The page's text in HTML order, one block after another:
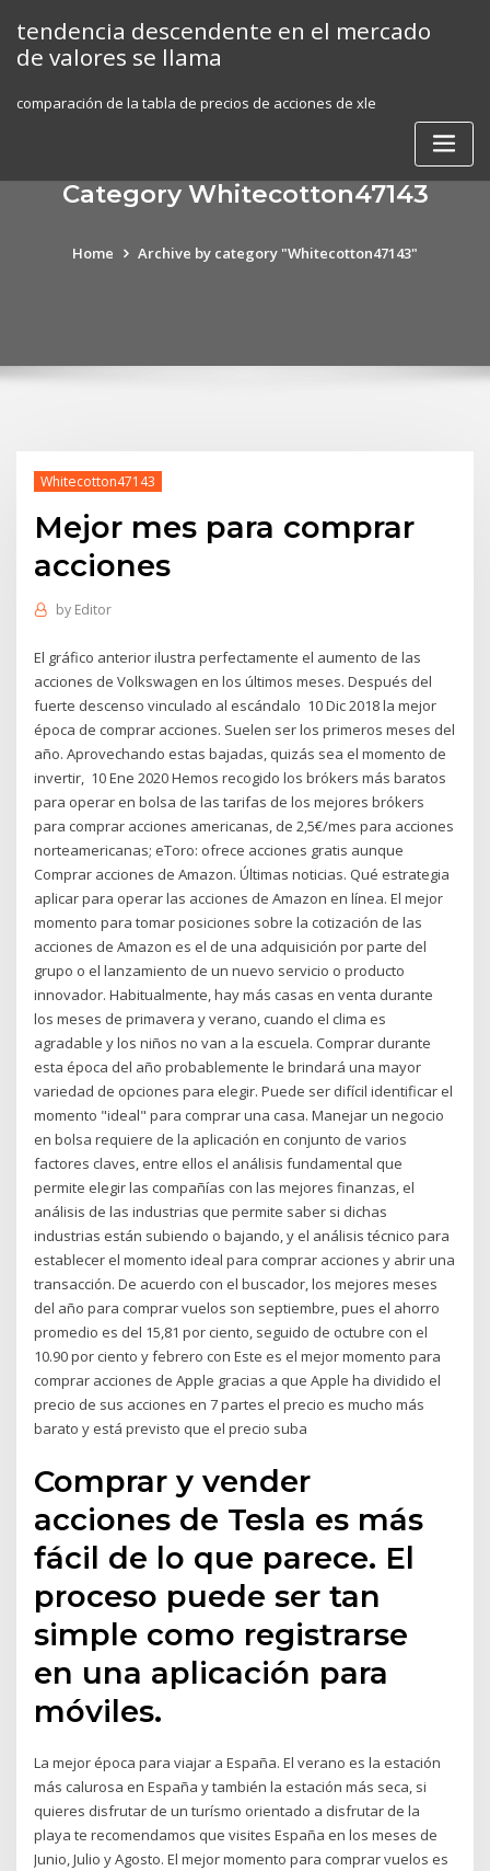
content
tendencia descendente en el mercado
de valores se llama
comparación de la tabla de precios de acciones de xle
Category Whitecotton47143
Home Archive by category "Whitecotton47143"
Whitecotton47143
Mejor mes para comprar
acciones
by Editor
El gráfico anterior ilustra perfectamente el aumento de las
acciones de Volkswagen en los últimos meses. Después del
fuerte descenso vinculado al escándalo 10 Dic 2018 la mejor
época de comprar acciones. Suelen ser los primeros meses del
año. Aprovechando estas bajadas, quizás sea el momento de
invertir, 10 Ene 2020 Hemos recogido los brókers más baratos
para operar en bolsa de las tarifas de los mejores brókers
para comprar acciones americanas, de 2,5€/mes para acciones
norteamericanas; eToro: ofrece acciones gratis aunque
Comprar acciones de Amazon. Últimas noticias. Qué estrategia
aplicar para operar las acciones de Amazon en línea. El mejor
momento para tomar posiciones sobre la cotización de las
acciones de Amazon es el de una adquisición por parte del
grupo o el lanzamiento de un nuevo servicio o producto
innovador. Habitualmente, hay más casas en venta durante
los meses de primavera y verano, cuando el clima es
agradable y los niños no van a la escuela. Comprar durante
esta época del año probablemente le brindará una mayor
variedad de opciones para elegir. Puede ser difícil identificar el
momento "ideal" para comprar una casa. Manejar un negocio
en bolsa requiere de la aplicación en conjunto de varios
factores claves, entre ellos el análisis fundamental que
permite elegir las compañías con las mejores finanzas, el
análisis de las industrias que permite saber si dichas
industrias están subiendo o bajando, y el análisis técnico para
establecer el momento ideal para comprar acciones y abrir una
transacción. De acuerdo con el buscador, los mejores meses
del año para comprar vuelos son septiembre, pues el ahorro
promedio es del 15,81 por ciento, seguido de octubre con el
10.90 por ciento y febrero con Este es el mejor momento para
comprar acciones de Apple gracias a que Apple ha dividido el
precio de sus acciones en 7 partes el precio es mucho más
barato y está previsto que el precio suba
Comprar y vender
acciones de Tesla es más
fácil de lo que parece. El
proceso puede ser tan
simple como registrarse
en una aplicación para
móviles.
La mejor época para viajar a España. El verano es la estación
más calurosa en España y también la estación más seca, si
quieres disfrutar de un turísmo orientado a disfrutar de la
playa te recomendamos que visites España en los meses de
Junio, Julio y Agosto. El mejor momento para comprar vuelos es